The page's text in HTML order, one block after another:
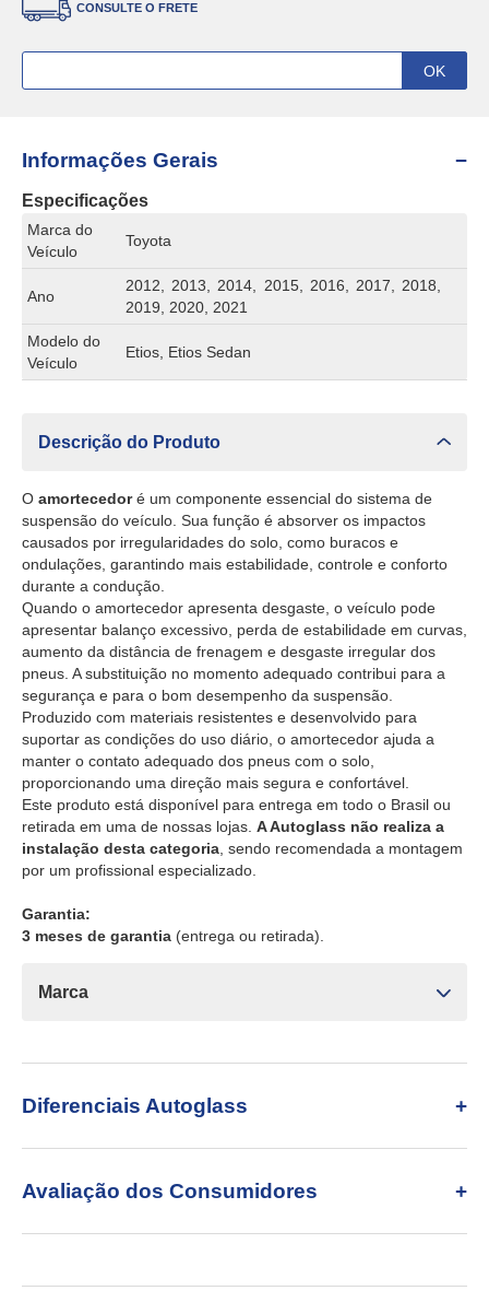
CONSULTE O FRETE
Informações Gerais
Especificações
Marca do
Veículo
Toyota
Ano
2012, 2013, 2014, 2015, 2016, 2017, 2018,
2019, 2020, 2021
Modelo do
Veículo
Etios, Etios Sedan
Descrição do Produto
O amortecedoré um componente essencial do sistema de
suspensão do veículo. Sua função é absorver os impactos
causados por irregularidades do solo, como buracos e
ondulações, garantindo mais estabilidade, controle e conforto
durante a condução.
Quando o amortecedor apresenta desgaste, o veículo pode
apresentar balanço excessivo, perda de estabilidade em curvas,
aumento da distância de frenagem e desgaste irregular dos
pneus. A substituição no momento adequado contribui para a
segurança e para o bom desempenho da suspensão.
Produzido com materiais resistentes e desenvolvido para
suportar as condições do uso diário, o amortecedor ajuda a
manter o contato adequado dos pneus com o solo,
proporcionando uma direção mais segura e confortável.
Este produto está disponível para entrega em todo o Brasil ou
retirada em uma de nossas lojas. A Autoglass não realiza a
instalação desta categoria , sendo recomendada a montagem
por um profissional especializado.
Garantia:
3 meses de garantia (entrega ou retirada).
Marca
Diferenciais Autoglass
Avaliação dos Consumidores